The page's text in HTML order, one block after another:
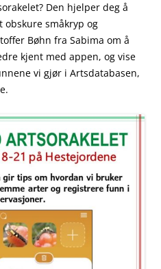
Den hjelper deg å
obskure småkryp og
Bøhn fra Sabima om å
kjent med appen, og vise
vi gjør i Artsdatabasen,